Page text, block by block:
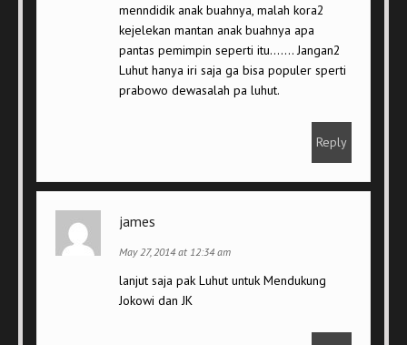
menndidik anak buahnya, malah kora2
kejelekan mantan anak buahnya apa
pantas pemimpin seperti itu……. Jangan2
Luhut hanya iri saja ga bisa populer sperti
prabowo dewasalah pa luhut.
Reply
james
May 27, 2014 at 12:34 am
lanjut saja pak Luhut untuk Mendukung
Jokowi dan JK